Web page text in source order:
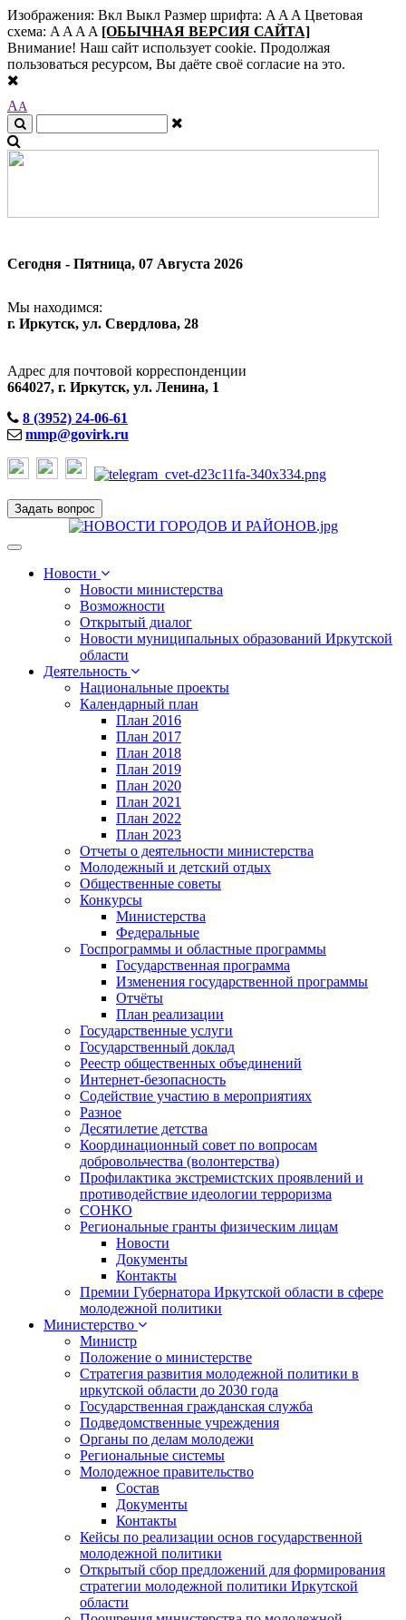
Изображения: Вкл Выкл Размер шрифта: A A A Цветовая
схема: A A A A [ОБЫЧНАЯ ВЕРСИЯ САЙТА]
Внимание! Наш сайт использует cookie. Продолжая
пользоваться ресурсом, Вы даёте своё согласие на это.
AA
Сегодня - Пятница, 07 Августа 2026
Мы находимся:
г. Иркутск, ул. Свердлова, 28
Адрес для почтовой корреспонденции
664027, г. Иркутск, ул. Ленина, 1
8 (3952) 24-06-61
mmp@govirk.ru
Задать вопрос
Toggle
navigationНовости
Новости министерства
Возможности
Открытый диалог
Новости муниципальных образований Иркутской
области
Деятельность
Национальные проекты
Календарный план
План 2016
План 2017
План 2018
План 2019
План 2020
План 2021
План 2022
План 2023
Отчеты о деятельности министерства
Молодежный и детский отдых
Общественные советы
Конкурсы
Министерства
Федеральные
Госпрограммы и областные программы
Государственная программа
Изменения государственной программы
Отчёты
План реализации
Государственные услуги
Государственный доклад
Реестр общественных объединений
Интернет-безопасность
Содействие участию в мероприятиях
Разное
Десятилетие детства
Координационный совет по вопросам
добровольчества (волонтерства)
Профилактика экстремистских проявлений и
противодействие идеологии терроризма
СОНКО
Региональные гранты физическим лицам
Новости
Документы
Контакты
Премии Губернатора Иркутской области в сфере
молодежной политики
Министерство
Министр
Положение о министерстве
Стратегия развития молодежной политики в
иркутской области до 2030 года
Государственная гражданская служба
Подведомственные учреждения
Органы по делам молодежи
Региональные системы
Молодежное правительство
Состав
Документы
Контакты
Кейсы по реализации основ государственной
молодежной политики
Открытый сбор предложений для формирования
стратегии молодежной политики Иркутской
области